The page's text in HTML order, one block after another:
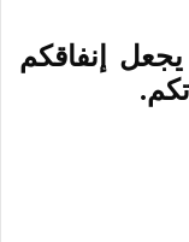
إنفاقكم
.